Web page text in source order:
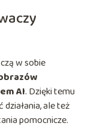
w sobie
AI. Dzięki temu
ale też
pomocnicze.